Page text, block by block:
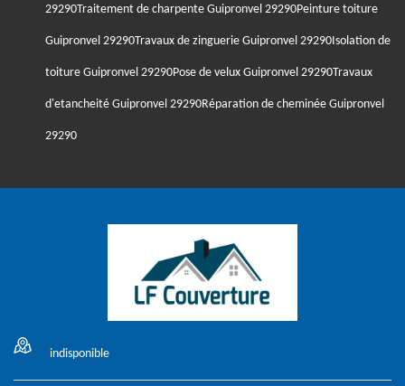
29290Traitement de charpente Guipronvel 29290Peinture toiture
Guipronvel 29290Travaux de zinguerie Guipronvel 29290Isolation de
toiture Guipronvel 29290Pose de velux Guipronvel 29290Travaux
d'etancheité Guipronvel 29290Réparation de cheminée Guipronvel
29290
indisponible